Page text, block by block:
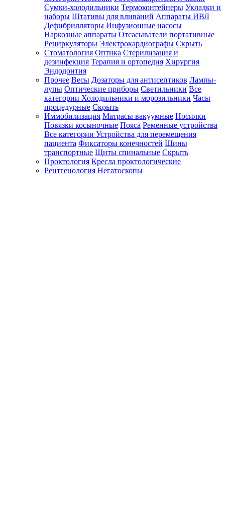
Сумки-холодильники Термоконтейнеры Укладки и
наборы Штативы для вливаний Аппараты ИВЛ
Дефибрилляторы Инфузионные насосы
Наркозные аппараты Отсасыватели портативные
Рециркуляторы Электрокардиографы Скрыть
Стоматология Оптика Стерилизация и
дезинфекция Терапия и ортопедия Хирургия
Эндодонтия
Прочее Весы Дозаторы для антисептиков Лампы-
лупы Оптические приборы Светильники Все
категории Холодильники и морозильники Часы
процедурные Скрыть
Иммобилизация Матрасы вакуумные Носилки
Повязки косыночные Пояса Ременные устройства
Все категории Устройства для перемещения
пациента Фиксаторы конечностей Шины
транспортные Щиты спинальные Скрыть
Проктология Кресла проктологические
Рентгенология Негатоскопы